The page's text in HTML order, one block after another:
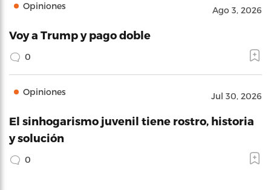
Opiniones Ago 3, 2026
Voy a Trump y pago doble
0
Opiniones Jul 30, 2026
El sinhogarismo juvenil tiene rostro, historia
y solución
0